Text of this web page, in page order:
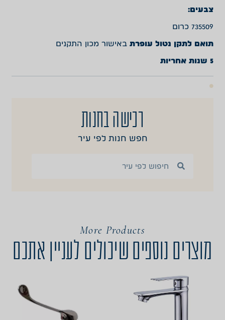
צבעים:
735509 כרום
תואם לתקן נטול עופרת באישור מכון התקנים
5 שנות אחריות
רכישה בחנות
חפש חנות לפי עיר
More Products
מוצרים נוספים שיכולים לעניין אתכם